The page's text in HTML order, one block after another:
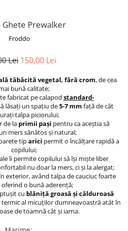
Ghete Prewalker
Froddo
Lei 150,00 Lei
tăbăcită vegetal, fără crom, de cea
bună calitate;
fabricat pe calapod standard-
lăsaţi un spaţiu de5-7 mm faţă de cât
talpa piciorului;
de la primii paşi pentru ca aceştia să
mers sănătos şi natural;
tiparici permit o încălţare rapidă a
copilului;
îi permite copilului să își miște liber
nu doar la mers, ci și la alergat;
exterior, având talpa de cauciuc foarte
o bună aderenţă;
cu blăniţă groasă şi călduroasă
al micuţilor dumneavoastră atât în
de toamnă cât şi iarna.